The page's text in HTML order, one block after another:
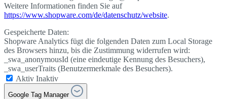
Weitere Informationen finden Sie auf
https://www.shopware.com/de/datenschutz/website.
Gespeicherte Daten:
Shopware Analytics fügt die folgenden Daten zum Local Storage
des Browsers hinzu, bis die Zustimmung widerrufen wird:
_swa_anonymousId (eine eindeutige Kennung des Besuchers),
_swa_userTraits (Benutzermerkmale des Besuchers).
Aktiv Inaktiv
Google Tag Manager